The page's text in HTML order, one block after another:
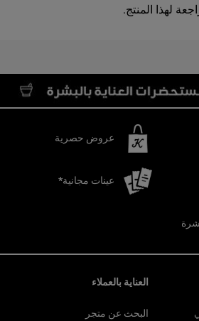
لهذا المنتج.
عروض حصرية
عينات مجانية*
العناية بالعملاء
البحث عن متجر